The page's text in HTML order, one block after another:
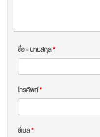
ชื่อ - นามสกุล*
โทรศัพท์*
อีเมล*